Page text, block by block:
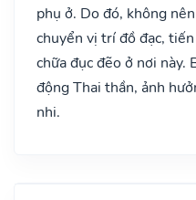
phụ ở. Do đó, không
chuyển vị trí đồ đạc,
chữa đục đẽo ở nơi này.
động Thai thần, ảnh
nhi.